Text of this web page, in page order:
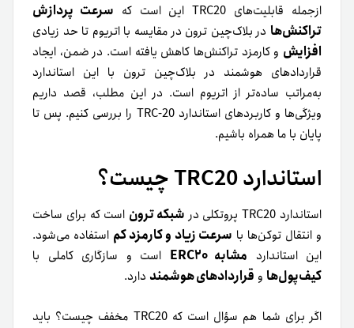
ازجمله قابلیت‌های TRC20 این است که
سرعت پردازش
تراکنش‌ها در بلاک‌چین ترون در مقایسه با اتریوم تا حد زیادی
افزایش و کارمزد تراکنش‌ها کاهش یافته است. در ضمن، ایجاد
قراردادهای هوشمند در بلاک‌چین ترون با این استاندارد
به‌مراتب ساده‌تر از اتریوم است. در این مطلب، قصد داریم
ویژگی‌ها و کاربردهای استاندارد TRC-20 را بررسی کنیم. پس تا
پایان با ما همراه باشیم.
استاندارد TRC20 چیست؟
استاندارد TRC20 پروتکلی در شبکه ترون است که برای ساخت
و انتقال توکن‌ها با سرعت زیاد و کارمزد کم استفاده می‌شود.
این استاندارد مشابه ERC20 است و سازگاری کاملی با
کیف‌پول‌ها و قراردادهای هوشمند دارد.
اگر برای شما هم سؤال است که TRC20 مخفف چیست؟ باید